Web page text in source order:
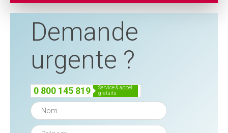
Demande
urgente ?
0 800 145 819
service & appel
gratuits